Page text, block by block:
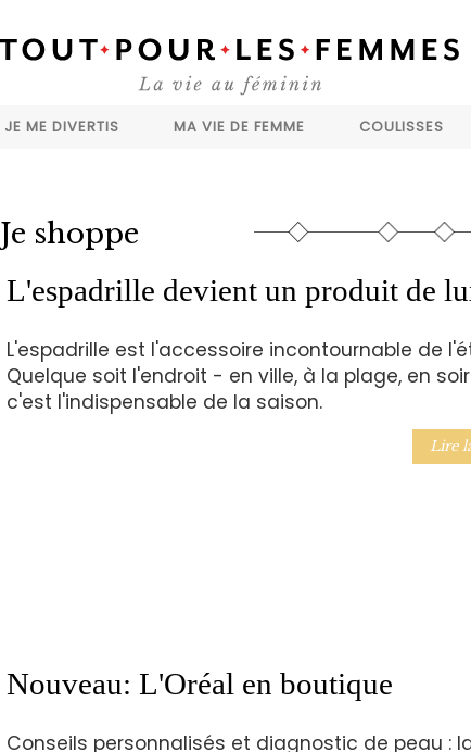
JE ME DIVERTIS MA VIE DE FEMME COULISSES
Je shoppe
L'espadrille devient un produit de
L'espadrille est l'accessoire incontournable de
Quelque soit l'endroit - en ville, à la plage, en
c'est l'indispensable de la saison.
Lire
Nouveau: L'Oréal en boutique
Conseils personnalisés et diagnostic de peau :